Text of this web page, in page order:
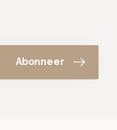
Abonneer